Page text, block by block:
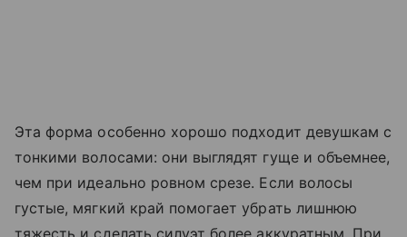
Эта форма особенно хорошо подходит девушкам с
тонкими волосами: они выглядят гуще и объемнее,
чем при идеально ровном срезе. Если волосы
густые, мягкий край помогает убрать лишнюю